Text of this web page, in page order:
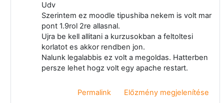
Udv
Szerintem ez moodle tipushiba nekem is volt mar
pont 1.9rol 2re allasnal.
Ujra be kell allitani a kurzusokban a feltoltesi
korlatot es akkor rendben jon.
Nalunk legalabbis ez volt a megoldas. Hatterben
persze lehet hogz volt egy apache restart.
Permalink
Előzmény megjelenítése